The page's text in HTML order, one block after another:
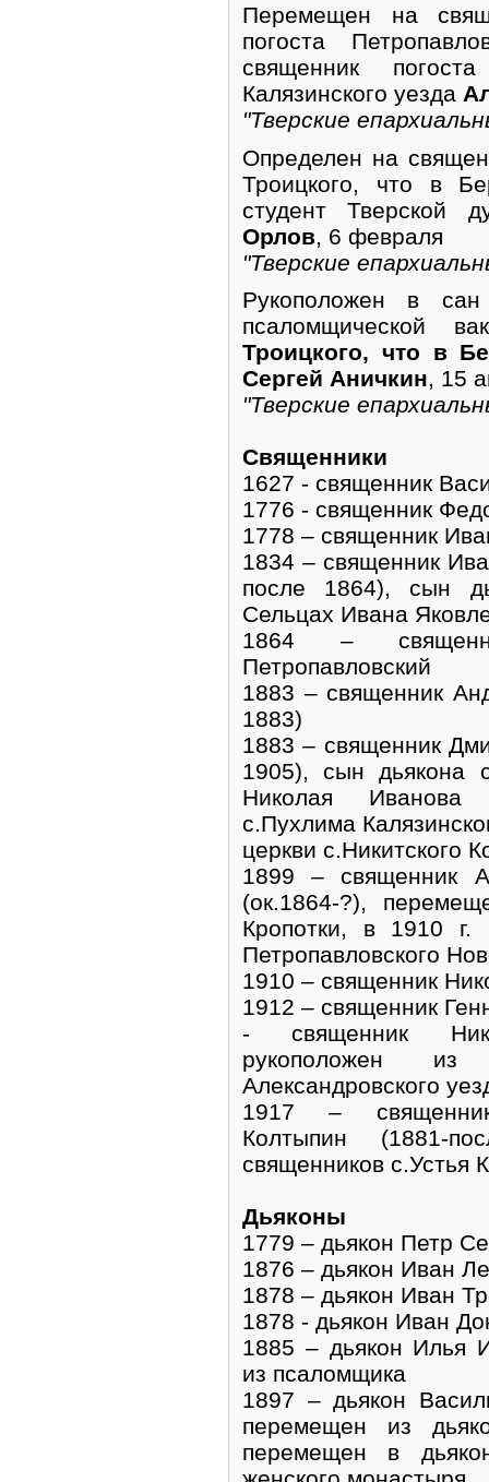
Перемещен на
погоста
священник
Калязинского уезда
"Тверские
Определен на
Троицкого, что в
студент Тверской
Орлов , 6 февраля
"Тверские
Рукоположен в
псаломщической
Троицкого, что в
Сергей Аничкин, 15
"Тверские
Священники
1627 - священник
1776 - священник
1778 – священник
1834 – священник
после 1864), сын
Сельцах Ивана
1864 –
Петропавловский
1883 – священник
1883)
1883 – священник
1905), сын дьякона
Николая
с.Пухлима
церкви с.Никитского
1899 – священник
(ок.1864-?),
Кропотки, в 1910 г.
Петропавловского
1910 – священник
1912 – священник
- священник
рукоположен из
Александровского
1917 –
Колтыпин (1881-
священников с.Устья
Дьяконы
1779 – дьякон Петр
1876 – дьякон Иван
1878 – дьякон Иван
1878 - дьякон Иван
1885 – дьякон Илья
из псаломщика
1897 – дьякон
перемещен из
перемещен в